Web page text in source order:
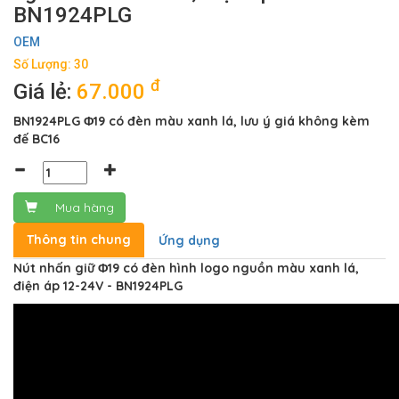
BN1924PLG
OEM
Số Lượng: 30
Giá lẻ: 67.000 đ
BN1924PLG Φ19 có đèn màu xanh lá, lưu ý giá không kèm
đế BC16
Mua hàng
Thông tin chung
Ứng dụng
Nút nhấn giữ Φ19 có đèn hình logo nguồn màu xanh lá,
điện áp 12-24V - BN1924PLG